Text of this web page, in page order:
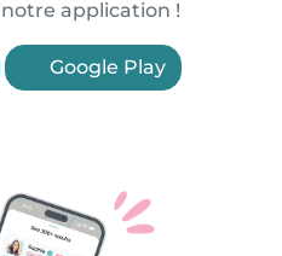
application !
Google Play